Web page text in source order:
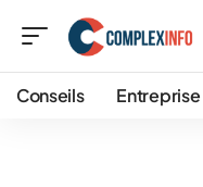
Conseils Entreprise